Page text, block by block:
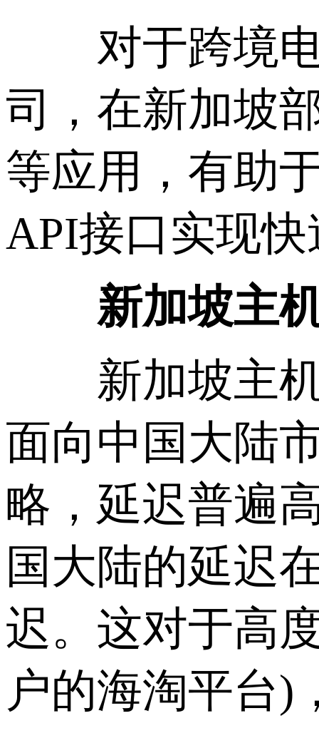
对于跨境电
司，在新加坡
等应用，有助
API接口实现
新加坡主机
新加坡主机
面向中国大陆
略，延迟普遍
国大陆的延迟
迟。这对于高
户的海淘平台)